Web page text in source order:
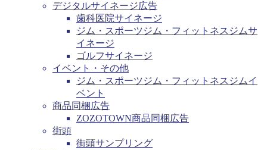
デジタルサイネージ広告
歯科医院サイネージ
ジム・スポーツジム・フィットネスジムサ
イネージ
ゴルフサイネージ
イベント・その他
ジム・スポーツジム・フィットネスジムイ
ベント
商品同梱広告
ZOZOTOWN商品同梱広告
街頭
街頭サンプリング